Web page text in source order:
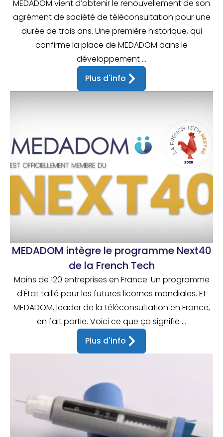
MEDADOM vient d’obtenir le renouvellement de son
agrément de société de téléconsultation pour une
durée de trois ans. Une première historique, qui
confirme la place de MEDADOM dans le
développement ...
Plus d'info
MEDADOM intègre le programme Next40
de la French Tech
Moins de 120 entreprises en France. Un programme
d'État taillé pour les futures licornes mondiales. Et
MEDADOM, leader de la téléconsultation en France,
en fait partie. Voici ce que ça signifie ...
Plus d'info